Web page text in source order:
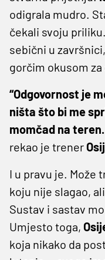
odigrala mudro.
čekali svoju
sebični u
gorčim okusom
“Odgovornost je
ništa što bi me
momčad na
rekao je trener
I u pravu je. Može
koju nije slagao,
Sustav i sastav
Umjesto toga,
koja nikako da